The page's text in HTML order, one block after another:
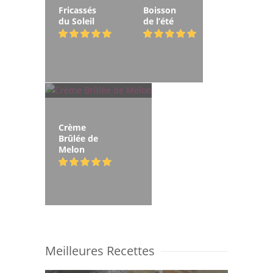
Fricassés
du Soleil
Boisson
de l’été
Crème
Brûlée de
Melon
Meilleures Recettes